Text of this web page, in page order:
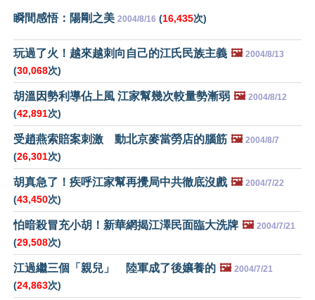
瞬間感悟：陽剛之美 2004/8/16 (16,435次)
玩過了火！越來越刺向自己的江氏民族主義 🖼️ 2004/8/13
(30,068次)
胡溫因勢利導佔上風 江家幫幾次較量勢漸弱 🖼️ 2004/8/12
(42,891次)
受趙燕索賠案刺激 動北京麥當勞店的腦筋 🖼️ 2004/8/7
(26,301次)
胡真急了！疾呼江家幫再攪局中共徹底沒戲 🖼️ 2004/7/22
(43,450次)
怕暗殺冒充小胡！新華網揭江澤民面臨大洗牌 🖼️ 2004/7/21
(29,508次)
江過繼三個「親兒」 陸軍成了後孃養的 🖼️ 2004/7/21
(24,863次)